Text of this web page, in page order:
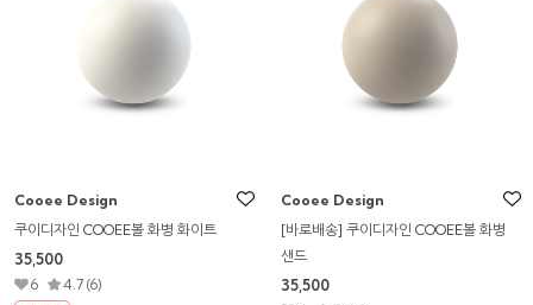
Cooee Design
쿠이디자인 COOEE볼 화병 화이트
35,500
6 4.7 (6)
Cooee Design
[바로배송] 쿠이디자인 COOEE볼 화병
샌드
35,500